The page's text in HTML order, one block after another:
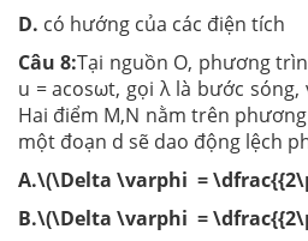
D. có hướng của các điện tích
Câu 8:Tại nguồn O, phương
u = acosωt, gọi λ là bước
Hai điểm M,N nằm trên
một đoạn d sẽ dao động lệch
A.\(\Delta \varphi =
B.\(\Delta \varphi =